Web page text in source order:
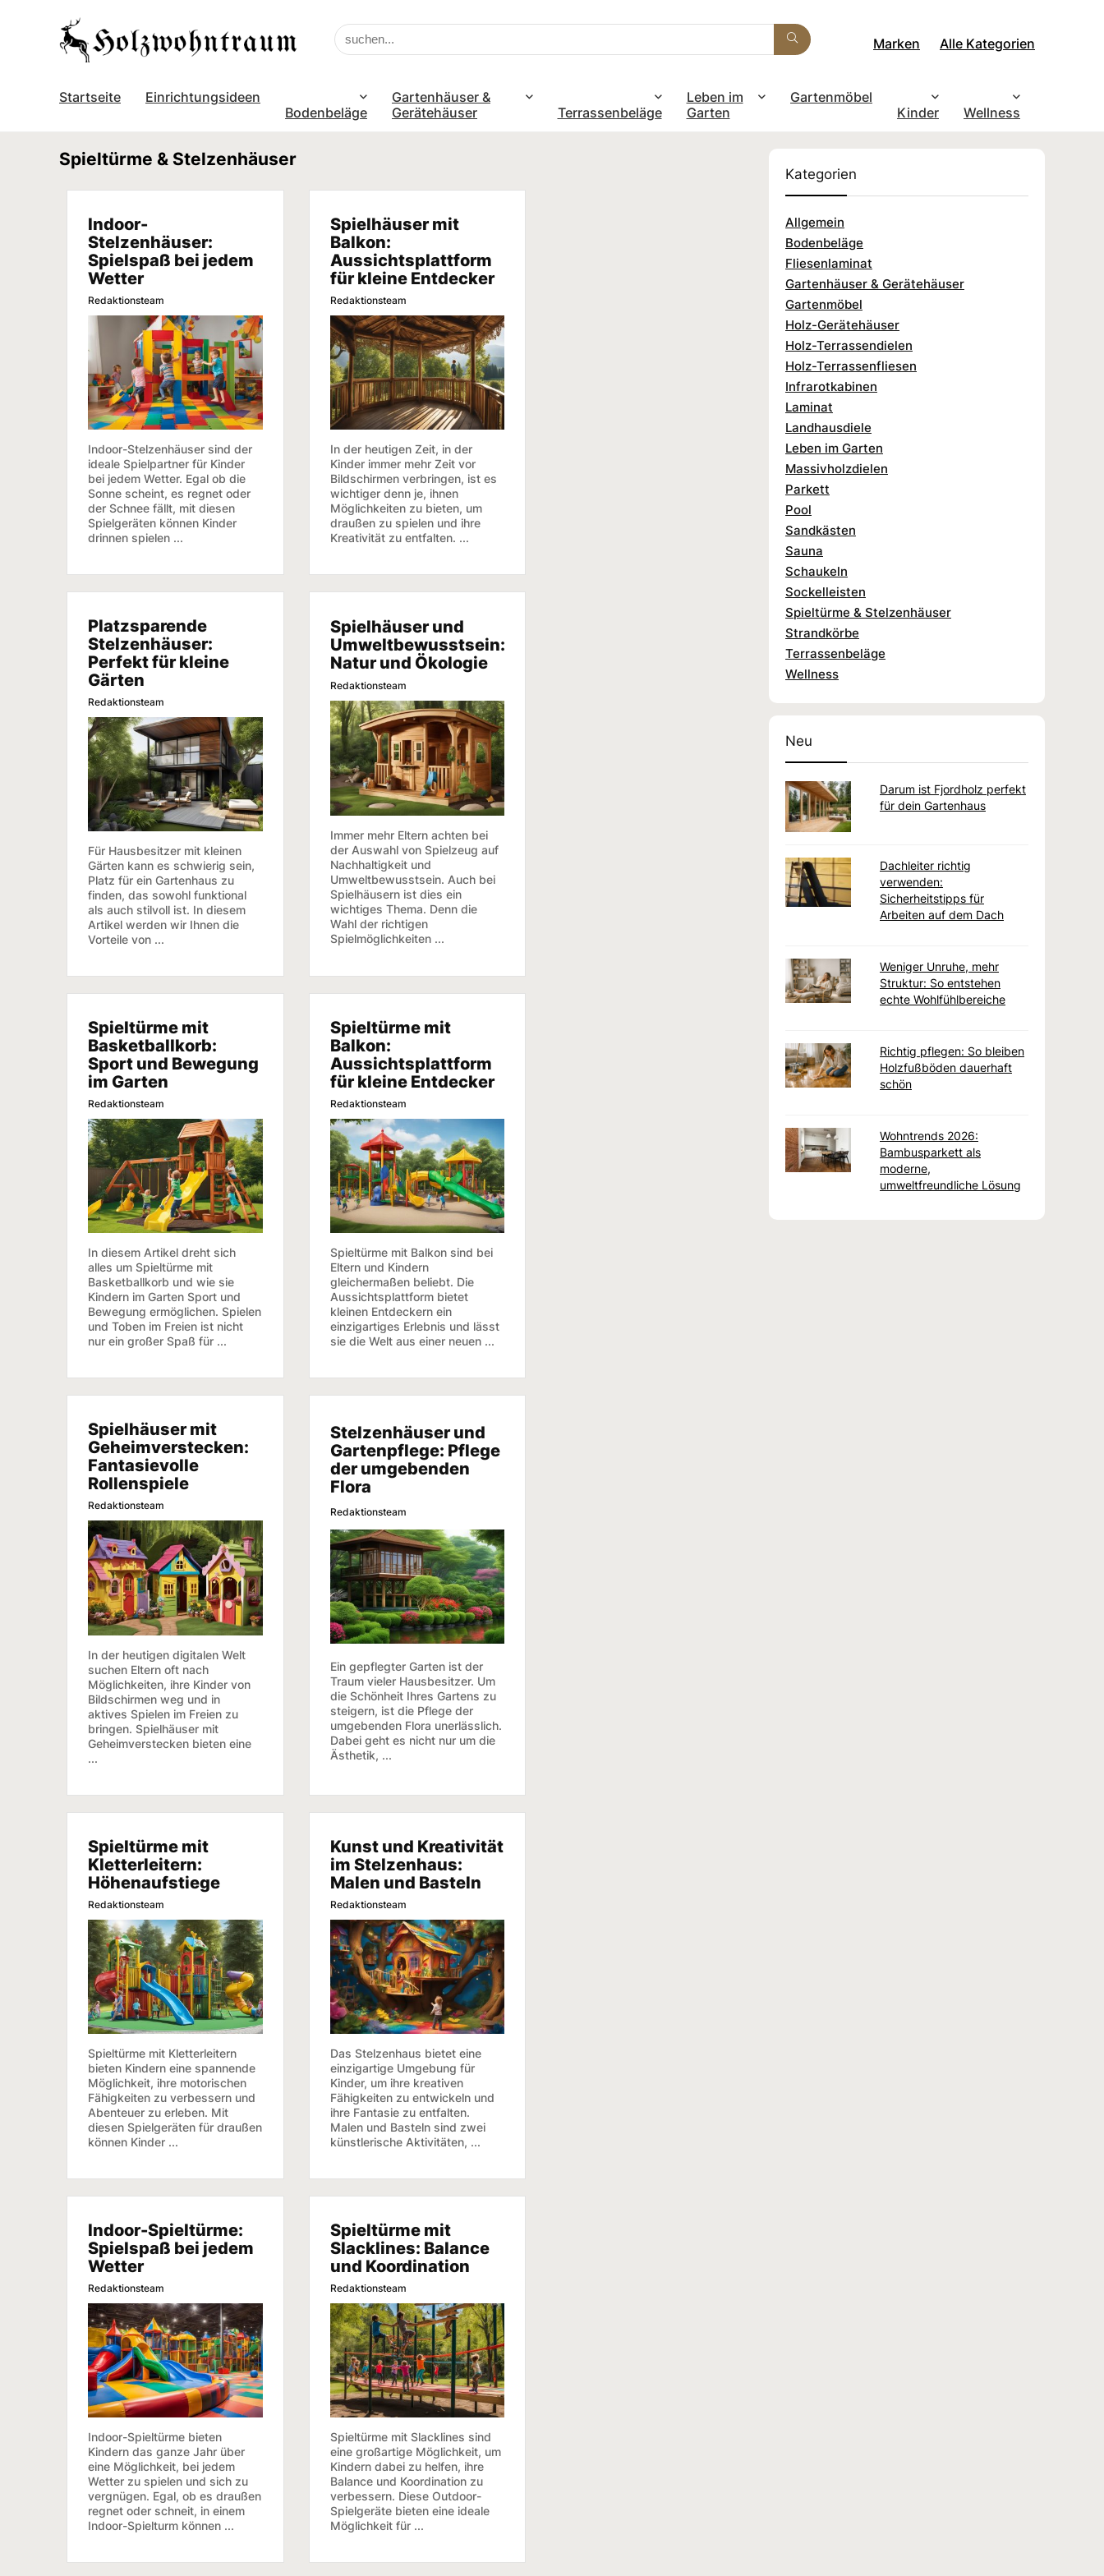
Marken Alle Kategorien
Startseite
Einrichtungsideen
Bodenbeläge
Gartenhäuser &
Gerätehäuser
Terrassenbeläge
Leben im
Garten
Gartenmöbel
Kinder
Wellness
Spieltürme & Stelzenhäuser
Indoor-
Stelzenhäuser:
Spielspaß bei jedem
Wetter
Redaktionsteam
Indoor-Stelzenhäuser sind der
ideale Spielpartner für Kinder
bei jedem Wetter. Egal ob die
Sonne scheint, es regnet oder
der Schnee fällt, mit diesen
Spielgeräten können Kinder
drinnen spielen ...
Spielhäuser mit
Balkon:
Aussichtsplattform
für kleine Entdecker
Redaktionsteam
In der heutigen Zeit, in der
Kinder immer mehr Zeit vor
Bildschirmen verbringen, ist es
wichtiger denn je, ihnen
Möglichkeiten zu bieten, um
draußen zu spielen und ihre
Kreativität zu entfalten. ...
Platzsparende
Stelzenhäuser:
Perfekt für kleine
Gärten
Redaktionsteam
Für Hausbesitzer mit kleinen
Gärten kann es schwierig sein,
Platz für ein Gartenhaus zu
finden, das sowohl funktional
als auch stilvoll ist. In diesem
Artikel werden wir Ihnen die
Vorteile von ...
Spielhäuser und
Umweltbewusstsein:
Natur und Ökologie
Redaktionsteam
Immer mehr Eltern achten bei
der Auswahl von Spielzeug auf
Nachhaltigkeit und
Umweltbewusstsein. Auch bei
Spielhäusern ist dies ein
wichtiges Thema. Denn die
Wahl der richtigen
Spielmöglichkeiten ...
Spieltürme mit
Basketballkorb:
Sport und Bewegung
im Garten
Redaktionsteam
In diesem Artikel dreht sich
alles um Spieltürme mit
Basketballkorb und wie sie
Kindern im Garten Sport und
Bewegung ermöglichen. Spielen
und Toben im Freien ist nicht
nur ein großer Spaß für ...
Spieltürme mit
Balkon:
Aussichtsplattform
für kleine Entdecker
Redaktionsteam
Spieltürme mit Balkon sind bei
Eltern und Kindern
gleichermaßen beliebt. Die
Aussichtsplattform bietet
kleinen Entdeckern ein
einzigartiges Erlebnis und lässt
sie die Welt aus einer neuen ...
Spielhäuser mit
Geheimverstecken:
Fantasievolle
Rollenspiele
Redaktionsteam
In der heutigen digitalen Welt
suchen Eltern oft nach
Möglichkeiten, ihre Kinder von
Bildschirmen weg und in
aktives Spielen im Freien zu
bringen. Spielhäuser mit
Geheimverstecken bieten eine
...
Stelzenhäuser und
Gartenpflege: Pflege
der umgebenden
Flora
Redaktionsteam
Ein gepflegter Garten ist der
Traum vieler Hausbesitzer. Um
die Schönheit Ihres Gartens zu
steigern, ist die Pflege der
umgebenden Flora unerlässlich.
Dabei geht es nicht nur um die
Ästhetik, ...
Spieltürme mit
Kletterleitern:
Höhenaufstiege
Redaktionsteam
Spieltürme mit Kletterleitern
bieten Kindern eine spannende
Möglichkeit, ihre motorischen
Fähigkeiten zu verbessern und
Abenteuer zu erleben. Mit
diesen Spielgeräten für draußen
können Kinder ...
Kunst und Kreativität
im Stelzenhaus:
Malen und Basteln
Redaktionsteam
Das Stelzenhaus bietet eine
einzigartige Umgebung für
Kinder, um ihre kreativen
Fähigkeiten zu entwickeln und
ihre Fantasie zu entfalten.
Malen und Basteln sind zwei
künstlerische Aktivitäten, ...
Indoor-Spieltürme:
Spielspaß bei jedem
Wetter
Redaktionsteam
Indoor-Spieltürme bieten
Kindern das ganze Jahr über
eine Möglichkeit, bei jedem
Wetter zu spielen und sich zu
vergnügen. Egal, ob es draußen
regnet oder schneit, in einem
Indoor-Spielturm können ...
Spieltürme mit
Slacklines: Balance
und Koordination
Redaktionsteam
Spieltürme mit Slacklines sind
eine großartige Möglichkeit, um
Kindern dabei zu helfen, ihre
Balance und Koordination zu
verbessern. Diese Outdoor-
Spielgeräte bieten eine ideale
Möglichkeit für ...
Kategorien
Allgemein
Bodenbeläge
Fliesenlaminat
Gartenhäuser & Gerätehäuser
Gartenmöbel
Holz-Gerätehäuser
Holz-Terrassendielen
Holz-Terrassenfliesen
Infrarotkabinen
Laminat
Landhausdiele
Leben im Garten
Massivholzdielen
Parkett
Pool
Sandkästen
Sauna
Schaukeln
Sockelleisten
Spieltürme & Stelzenhäuser
Strandkörbe
Terrassenbeläge
Wellness
Neu
Darum ist Fjordholz perfekt
für dein Gartenhaus
Dachleiter richtig
verwenden:
Sicherheitstipps für
Arbeiten auf dem Dach
Weniger Unruhe, mehr
Struktur: So entstehen
echte Wohlfühlbereiche
Richtig pflegen: So bleiben
Holzfußböden dauerhaft
schön
Wohntrends 2026:
Bambusparkett als
moderne,
umweltfreundliche Lösung